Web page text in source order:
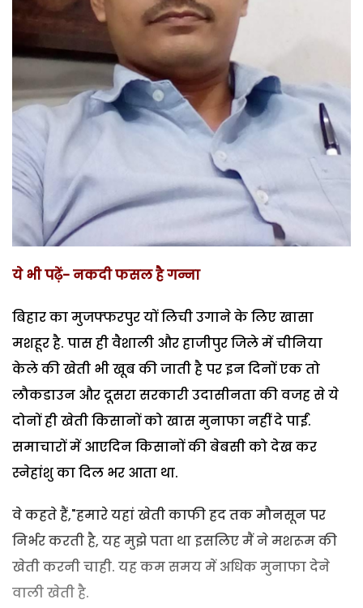
ये भी पढ़ें- नकदी फसल है गन्ना
बिहार का मुजफ्फरपुर यों लिची उगाने के लिए खासा
मशहूर है. पास ही वैशाली और हाजीपुर जिले में चीनिया
केले की खेती भी खूब की जाती है पर इन दिनों एक तो
लौकडाउन और दूसरा सरकारी उदासीनता की वजह से ये
दोनों ही खेती किसानों को खास मुनाफा नहीं दे पाईं.
समाचारों में आएदिन किसानों की बेबसी को देख कर
स्नेहांशु का दिल भर आता था.
वे कहते हैं,"हमारे यहां खेती काफी हद तक मौनसून पर
निर्भर करती है, यह मुझे पता था इसलिए मैं ने मशरूम की
खेती करनी चाही. यह कम समय में अधिक मुनाफा देने
वाली खेती है.